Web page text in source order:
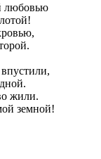
любовью
жили.
земной!